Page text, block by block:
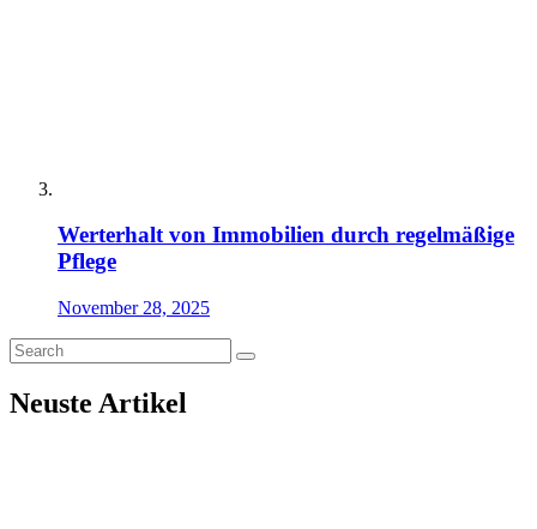
Werterhalt von Immobilien durch regelmäßige
Pflege
November 28, 2025
Neuste Artikel